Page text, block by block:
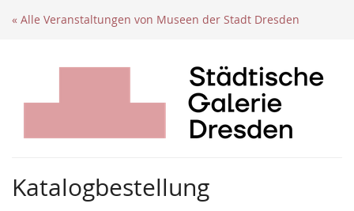
Zum
« Alle Veranstaltungen von Museen der Stadt Dresden
Katalogbestellung